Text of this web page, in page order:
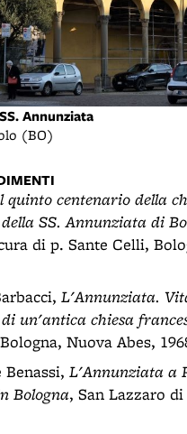
Annunziata
(BO)
quinto centenario della
SS. Annunziata di
di p. Sante Celli,
L'Annunziata.
un'antica chiesa
Nuova Abes,
L'Annunziata a
Bologna, San Lazzaro di